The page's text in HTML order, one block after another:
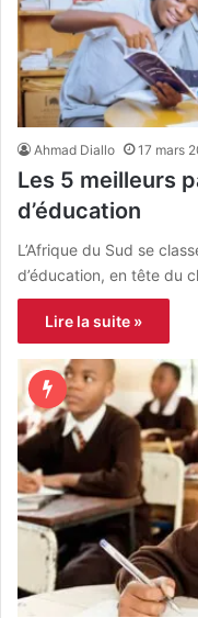
Ahmad Diallo 17 mars
Les 5 meilleurs
d’éducation
L’Afrique du Sud se
d’éducation, en tête du
Lire la suite »